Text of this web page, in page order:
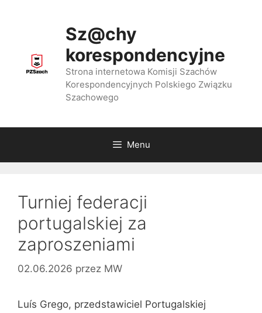
Sz@chy
korespondencyjne
Strona internetowa Komisji Szachów
Korespondencyjnych Polskiego Związku
Szachowego
Menu
Turniej federacji
portugalskiej za
zaproszeniami
02.06.2026 przez MW
Luís Grego, przedstawiciel Portugalskiej